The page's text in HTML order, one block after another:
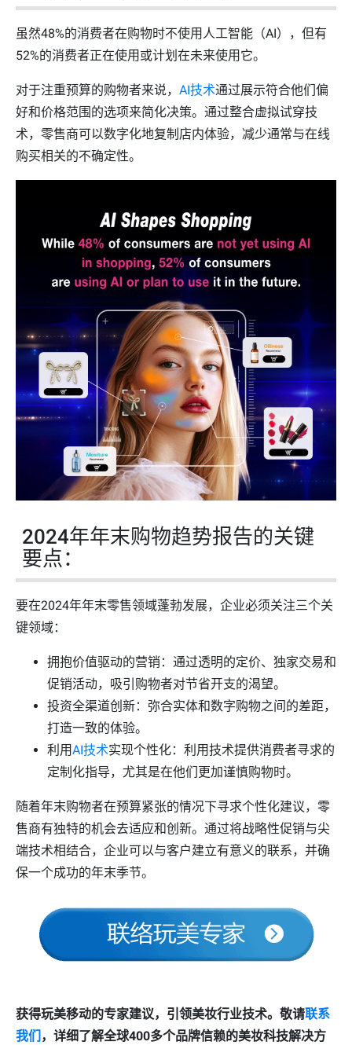
虽然48%的消费者在购物时不使用人工智能（AI），但有
52%的消费者正在使用或计划在未来使用它。
对于注重预算的购物者来说， AI技术通过展示符合他们偏
好和价格范围的选项来简化决策。通过整合虚拟试穿技
术，零售商可以数字化地复制店内体验，减少通常与在线
购买相关的不确定性。
2024年年末购物趋势报告的关键
要点：
要在2024年年末零售领域蓬勃发展，企业必须关注三个关
键领域：
拥抱价值驱动的营销：通过透明的定价、独家交易和
促销活动，吸引购物者对节省开支的渴望。
投资全渠道创新：弥合实体和数字购物之间的差距，
打造一致的体验。
利用AI技术实现个性化：利用技术提供消费者寻求的
定制化指导，尤其是在他们更加谨慎购物时。
随着年末购物者在预算紧张的情况下寻求个性化建议，零
售商有独特的机会去适应和创新。通过将战略性促销与尖
端技术相结合，企业可以与客户建立有意义的联系，并确
保一个成功的年末季节。
获得玩美移动的专家建议，引领美妆行业技术。敬请联系
我们 ，详细了解全球400多个品牌信赖的美妆科技解决方